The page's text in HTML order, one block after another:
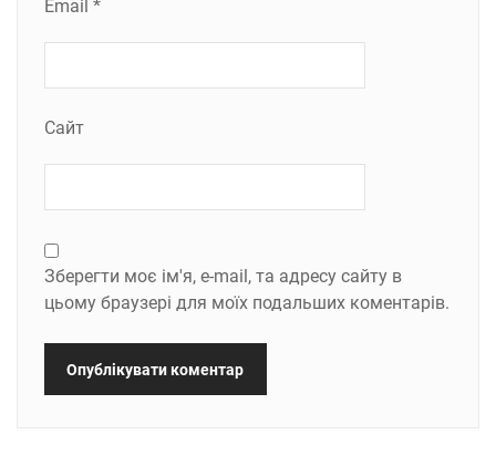
Email *
Сайт
Зберегти моє ім'я, e-mail, та адресу сайту в
цьому браузері для моїх подальших коментарів.